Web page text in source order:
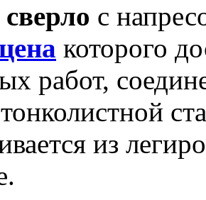
с
которого
работ,
из